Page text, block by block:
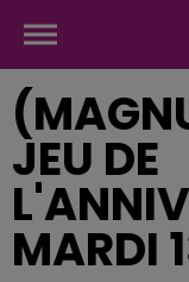
JEU DE
MARDI